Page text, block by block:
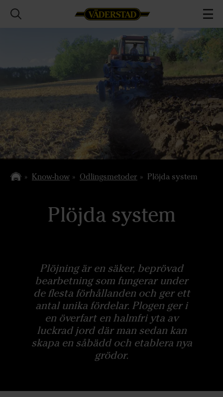
Know-how Odlingsmetoder Plöjda system
Plöjda system
Plöjning är en säker, beprövad
bearbetning som fungerar under
de flesta förhållanden och ger ett
antal unika fördelar. Plogen ger i
en överfart en halmfri yta av
luckrad jord där man sedan kan
skapa en såbädd och etablera nya
grödor.